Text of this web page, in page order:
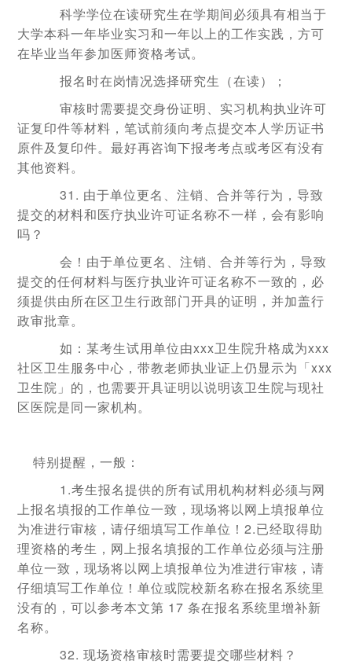
科学学位在读研究生在学期间必须具有相当于
大学本科一年毕业实习和一年以上的工作实践，方可
在毕业当年参加医师资格考试。
报名时在岗情况选择研究生（在读）；
审核时需要提交身份证明、实习机构执业许可
证复印件等材料，笔试前须向考点提交本人学历证书
原件及复印件。最好再咨询下报考考点或考区有没有
其他资料。
31. 由于单位更名、注销、合并等行为，导致
提交的材料和医疗执业许可证名称不一样，会有影响
吗？
会！由于单位更名、注销、合并等行为，导致
提交的任何材料与医疗执业许可证名称不一致的，必
须提供由所在区卫生行政部门开具的证明，并加盖行
政审批章。
如：某考生试用单位由xxx卫生院升格成为xxx
社区卫生服务中心，带教老师执业证上仍显示为「xxx
卫生院」的，也需要开具证明以说明该卫生院与现社
区医院是同一家机构。
特别提醒，一般：
1.考生报名提供的所有试用机构材料必须与网
上报名填报的工作单位一致，现场将以网上填报单位
为准进行审核，请仔细填写工作单位！2.已经取得助
理资格的考生，网上报名填报的工作单位必须与注册
单位一致，现场将以网上填报单位为准进行审核，请
仔细填写工作单位！单位或院校新名称在报名系统里
没有的，可以参考本文第 17 条在报名系统里增补新
名称。
32. 现场资格审核时需要提交哪些材料？